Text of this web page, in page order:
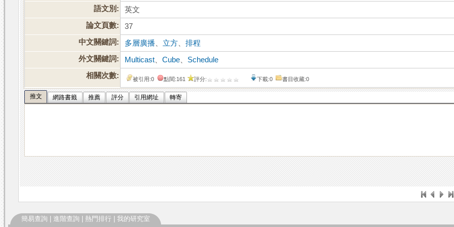
語文別:
英文
論文頁數:
37
中文關鍵詞:
多層廣播 立方 、排程
外文關鍵詞:
Multicast 、Cube
Schedule
相關次數:
被引用:0 點閱:161 評分: 下載:0 書目收藏:0
推文 網路書籤 推薦 評分 引用網址 轉寄
簡易查詢 進階查詢 熱門排行 我的研究室